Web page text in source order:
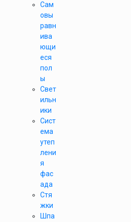
Сам
овы
равн
ива
ющи
еся
пол
ы
Свет
ильн
ики
Сист
ема
утеп
лени
я
фас
ада
Стя
жки
Шпа